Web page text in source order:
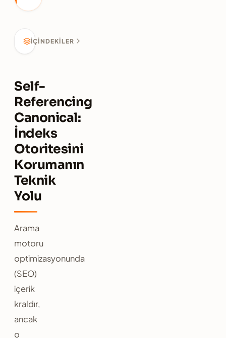
İÇINDEKILER
Self-
Referencing
Canonical:
İndeks
Otoritesini
Korumanın
Teknik
Yolu
Arama
motoru
optimizasyonunda
(SEO)
içerik
kraldır,
ancak
o